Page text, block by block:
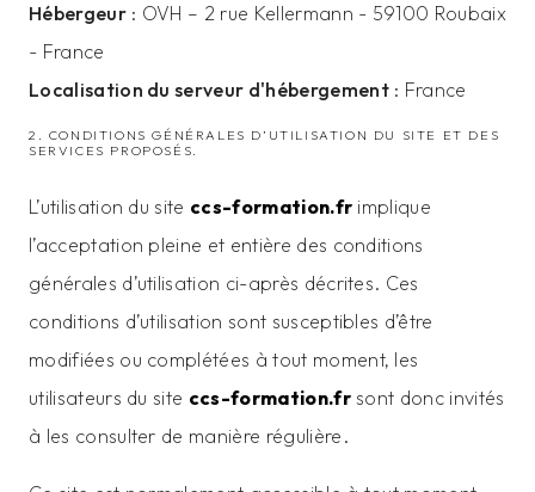
Hébergeur: OVH – 2 rue Kellermann - 59100 Roubaix
- France
Localisation du serveur d'hébergement: France
2. CONDITIONS GÉNÉRALES D’UTILISATION DU SITE ET DES
SERVICES PROPOSÉS.
L’utilisation du site ccs-formation.fr implique
l’acceptation pleine et entière des conditions
générales d’utilisation ci-après décrites. Ces
conditions d’utilisation sont susceptibles d’être
modifiées ou complétées à tout moment, les
utilisateurs du site ccs-formation.frsont donc invités
à les consulter de manière régulière.